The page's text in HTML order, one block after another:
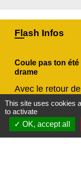
Flash Infos
Coule pas ton été
drame
Avec le retour
(Voies
risques liés à la
This site uses cookies
to activate
OK, accept all